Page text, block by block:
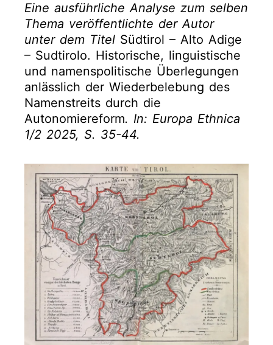
Eine ausführliche Analyse zum selben
Thema veröffentlichte der Autor
unter dem Titel Südtirol – Alto Adige
– Sudtirolo. Historische, linguistische
und namenspolitische Überlegungen
anlässlich der Wiederbelebung des
Namenstreits durch die
Autonomiereform. In: Europa Ethnica
1/2 2025, S. 35-44.